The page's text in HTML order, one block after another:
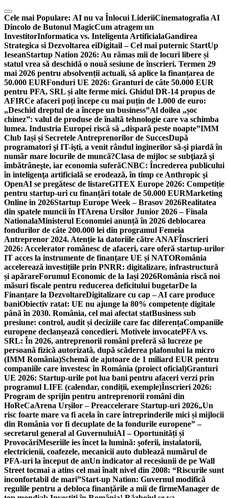
Skip
to
content
Cele mai Populare: AI nu va Înlocui LideriiCinematografia AI
Dincolo de Butonul MagicCum atragem un
InvestitorInformatica vs. Inteligenta ArtificialaGandirea
Strategica si Dezvoltarea eiDigitail – Cel mai puternic StartUp
IeseanStartup Nation 2026: Au rămas mii de locuri libere și
statul vrea să deschidă o nouă sesiune de înscrieri. Termen 29
mai 2026 pentru absolvenții actuali, să aplice la finanțarea de
50.000 EURFonduri UE 2026: Granturi de câte 50.000 EUR
pentru PFA, SRL și alte ferme mici. Ghidul DR-14 propus de
AFIRCe afaceri poți începe cu mai puțin de 1.000 de euro:
„Deschid dreptul de a începe un business”Al doilea „șoc
chinez”: valul de produse de înaltă tehnologie care va schimba
lumea. Industria Europei riscă să „dispară peste noapte”IMM
Club Iași și Secretele Antreprenorilor de SuccesDupă
programatori şi IT-işti, a venit rândul inginerilor să-şi piardă în
număr mare locurile de muncă?Clasa de mijloc se subţiază şi
îmbătrâneşte, iar economia suferăCNBC: Încrederea publicului
în inteligenţa artificială se erodează, în timp ce Anthropic şi
OpenAI se pregătesc de listareGITEX Europe 2026: Competiție
pentru startup-uri cu finanțări totale de 50.000 EURMarketing
Online in 2026Startup Europe Week – Brasov 2026Realitatea
din spatele muncii în ITArena Ursilor Junior 2026 – Finala
NationalaMinisterul Economiei anunță în 2026 deblocarea
fondurilor de câte 200.000 lei din programul Femeia
Antreprenor 2024. Atenție la datoriile către ANAFÎnscrieri
2026: Accelerator românesc de afaceri, care oferă startup-urilor
IT acces la instrumente de finanțare UE și NATORomânia
accelerează investițiile prin PNRR: digitalizare, infrastructură
și apărareForumul Economic de la Iași 2026România riscă noi
măsuri fiscale pentru reducerea deficitului bugetarDe la
Finanțare la DezvoltareDigitalizare cu cap – AI care produce
baniObiectiv ratat: UE nu ajunge la 80% competențe digitale
până în 2030. România, cel mai afectat statBusiness sub
presiune: control, audit și deciziile care fac diferențaCompaniile
europene declanșează concedieri. Motivele invocatePFA vs.
SRL: În 2026, antreprenorii români preferă să lucreze pe
persoană fizică autorizată, după scăderea plafonului la micro
(IMM România)Schemă de ajutoare de 1 miliard EUR pentru
companiile care investesc în România (proiect oficial)Granturi
UE 2026: Startup-urile pot lua bani pentru afaceri verzi prin
programul LIFE (calendar, condiții, exemple)Înscrieri 2026:
Program de sprijin pentru antreprenorii români din
HoReCaArena Urșilor – Preaccelerare Startup-uri 2026„Un
risc foarte mare va fi acela în care întreprinderile mici și mijlocii
din România vor fi decuplate de la fondurile europene” –
secretarul general al GuvernuluiAI – Oportunități și
ProvocăriMeseriile ies încet la lumină: şoferii, instalatorii,
electricienii, coafezele, mecanicii auto dublează numărul de
PFA-uri la început de anUn indicator al recesiunii de pe Wall
Street tocmai a atins cel mai înalt nivel din 2008: “Riscurile sunt
inconfortabil de mari”Start-up Nation: Guvernul modifică
regulile pentru a debloca finanțările a mii de firmeManager de